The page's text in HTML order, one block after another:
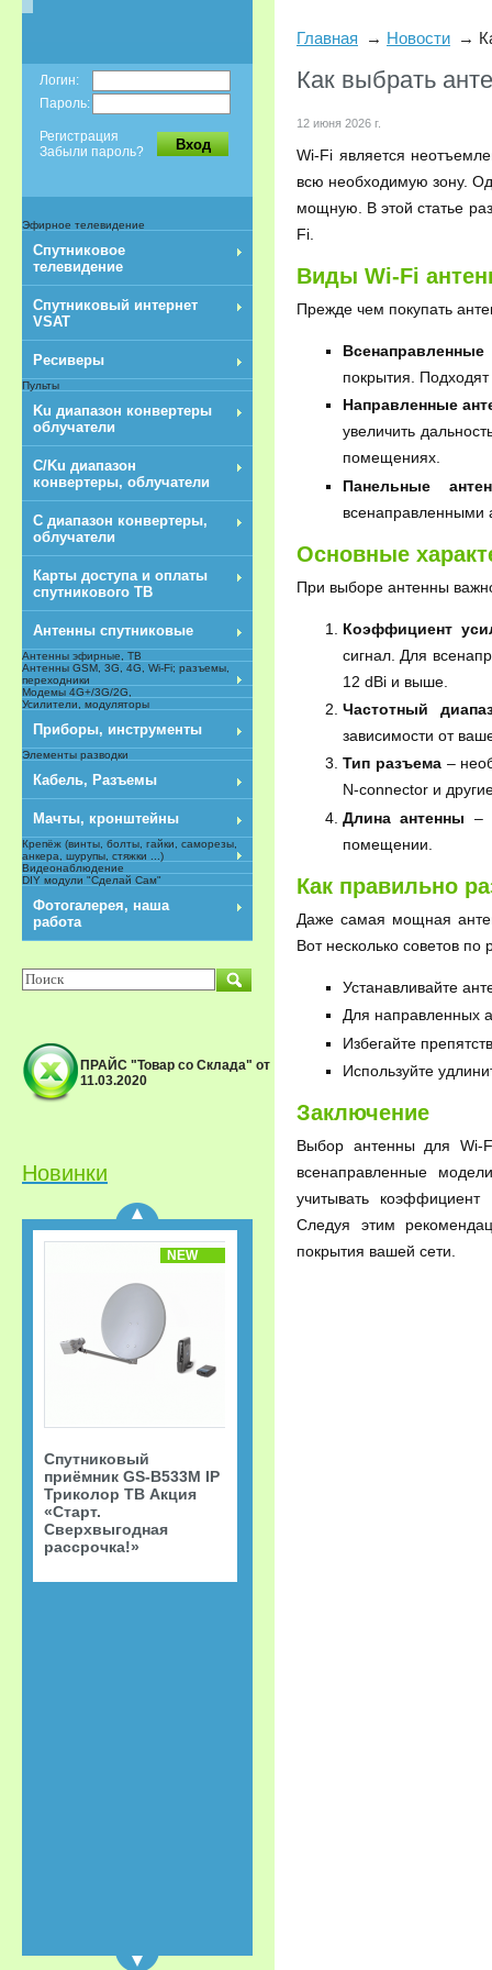
Главная Новости
Как выбрать
12 июня 2026 г.
Wi-Fi является
всю необходимую зону.
мощную. В этой статье
Fi.
Виды Wi-Fi
Прежде чем покупать
Всенаправленные
покрытия.
Направленные
увеличить
помещениях.
Панельные
всенаправленными
Основные
При выборе антенны
Коэффициент
сигнал. Для
12 dBi и выше.
Частотный
зависимости от
Тип разъема–
N-connector и
Длина антенны –
помещении.
Как правильно
Даже самая мощная
Вот несколько советов
Устанавливайте
Для направленных
Избегайте
Используйте
Заключение
Выбор антенны для Wi-
всенаправленные
учитывать
Следуя этим
покрытия вашей сети.
Логин:
Пароль:
Регистрация
Забыли пароль?
Вход
Эфирное телевидение
Спутниковое
телевидение
Спутниковый интернет
VSAT
Ресиверы
Пульты
Ku диапазон конвертеры
облучатели
C/Ku диапазон
конвертеры, облучатели
С диапазон конвертеры,
облучатели
Карты доступа и оплаты
спутникового ТВ
Антенны спутниковые
Антенны эфирные, ТВ
Антенны GSM, 3G, 4G, Wi-Fi; разъемы,
переходники
Модемы 4G+/3G/2G,
Усилители, модуляторы
Приборы, инструменты
Элементы разводки
Кабель, Разъемы
Мачты, кронштейны
Крепёж (винты, болты, гайки, саморезы,
анкера, шурупы, стяжки ...)
Видеонаблюдение
DIY модули "Сделай Сам"
Фотогалерея, наша
работа
ПРАЙС "Товар со Склада" от
11.03.2020
Новинки
Спутниковый
Сверхвыгодная
рассрочка!»
NEW
Спутниковый
приёмник GS-B533M IP
Триколор ТВ Акция
«Старт.
Сверхвыгодная
рассрочка!»